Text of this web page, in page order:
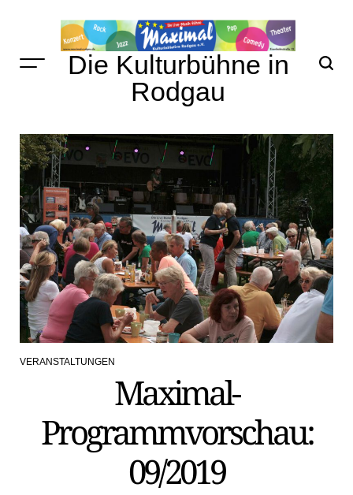
to
content
Die Kulturbühne in
Rodgau
POSTED
VERANSTALTUNGEN
Maximal-
Programmvorschau:
09/2019